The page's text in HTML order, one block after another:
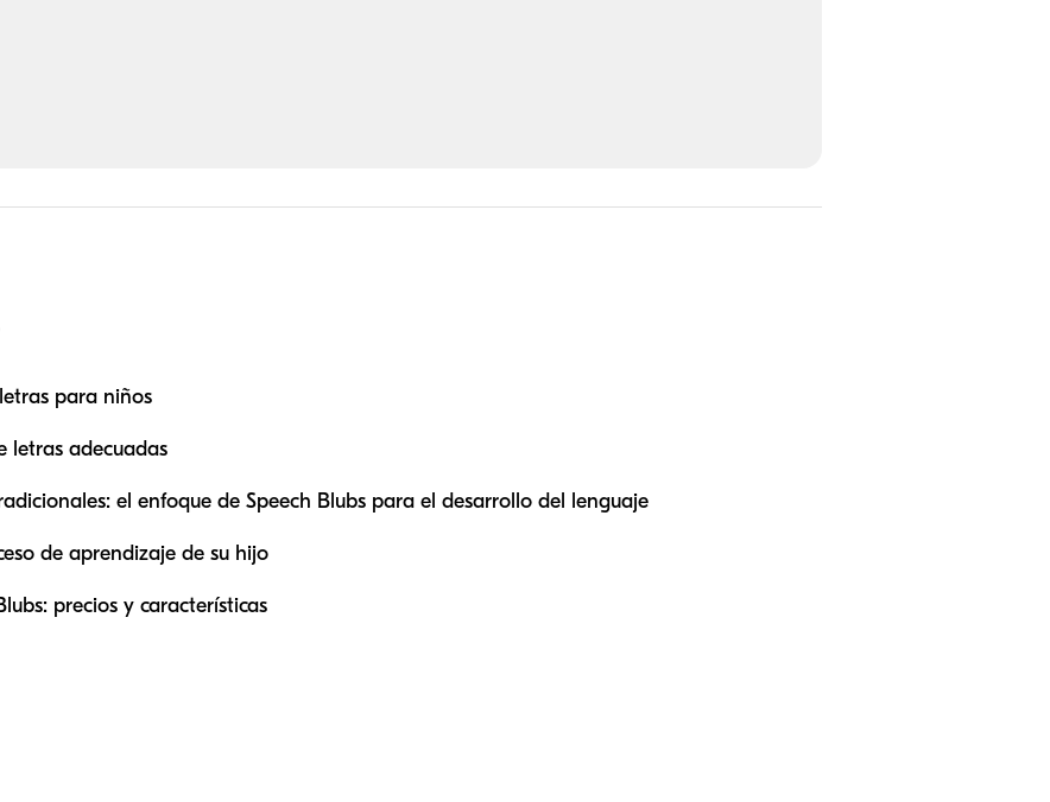
para niños
letras adecuadas
el enfoque de Speech Blubs para el desarrollo del lenguaje
de aprendizaje de su hijo
precios y características